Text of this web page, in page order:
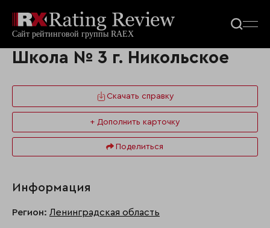
Школа № 3 г. Никольское
Скачать справку
+ Дополнить карточку
Поделиться
Информация
Регион: Ленинградская область